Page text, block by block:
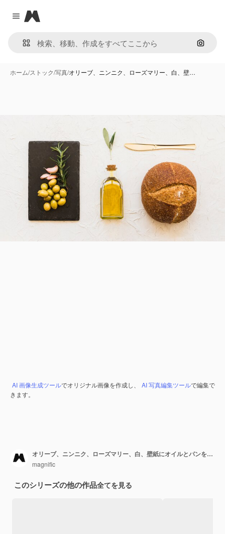
Close menu
Magnific
画像で
ホーム/ストック/写真/オリーブ、ニンニク、ローズマリー、白、壁…
AI 画像生成ツールでオリジナル画像を作成し、 AI 写真編集ツールで編集で
きます。
オリーブ、ニンニク、ローズマリー、白、壁紙にオイルとパンを添えた黒スレートプレート
magnific
このシリーズの他の作品全てを見る